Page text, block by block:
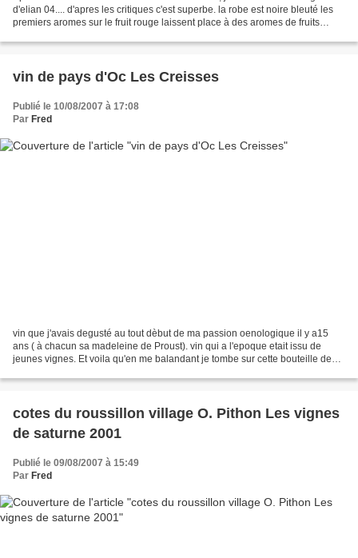
d'elian 04.... d'apres les critiques c'est superbe. la robe est noire bleuté les
premiers aromes sur le fruit rouge laissent place à des aromes de fruits
vin de pays d'Oc Les Creisses
Publié le 10/08/2007 à 17:08
Par Fred
vin que j'avais degusté au tout dèbut de ma passion oenologique il y a15
ans ( à chacun sa madeleine de Proust). vin qui a l'epoque etait issu de
jeunes vignes. Et voila qu'en me balandant je tombe sur cette bouteille de
cotes du roussillon village O. Pithon Les vignes
de saturne 2001
Publié le 09/08/2007 à 15:49
Par Fred